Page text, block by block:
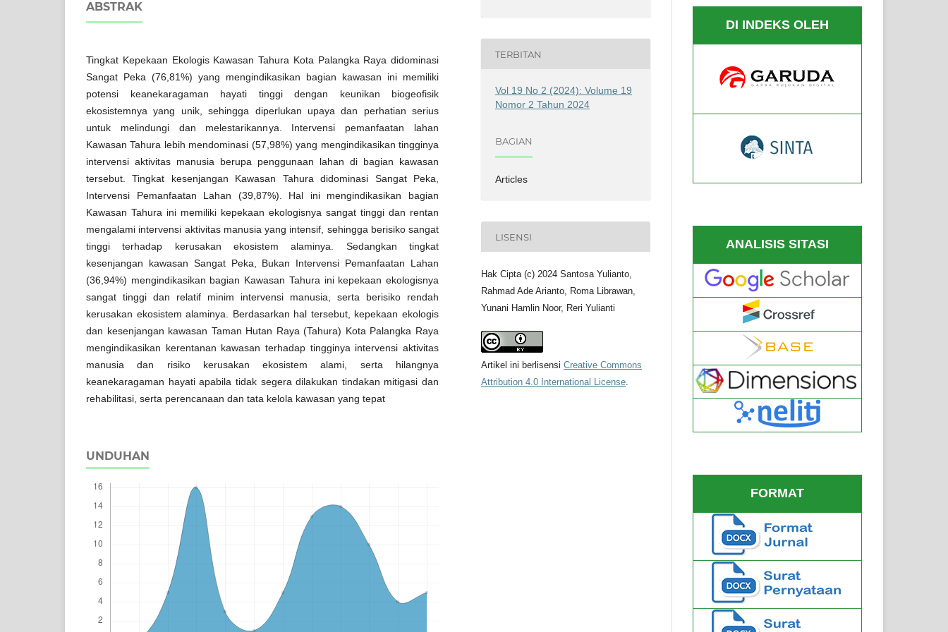
ABSTRAK
Tingkat Kepekaan Ekologis Kawasan Tahura Kota Palangka Raya didominasi
Sangat Peka (76,81%) yang mengindikasikan bagian kawasan ini memiliki
potensi keanekaragaman hayati tinggi dengan keunikan biogeofisik
ekosistemnya yang unik, sehingga diperlukan upaya dan perhatian serius
untuk melindungi dan melestarikannya. Intervensi pemanfaatan lahan
Kawasan Tahura lebih mendominasi (57,98%) yang mengindikasikan tingginya
intervensi aktivitas manusia berupa penggunaan lahan di bagian kawasan
tersebut. Tingkat kesenjangan Kawasan Tahura didominasi Sangat Peka,
Intervensi Pemanfaatan Lahan (39,87%). Hal ini mengindikasikan bagian
Kawasan Tahura ini memiliki kepekaan ekologisnya sangat tinggi dan rentan
mengalami intervensi aktivitas manusia yang intensif, sehingga berisiko sangat
tinggi terhadap kerusakan ekosistem alaminya. Sedangkan tingkat
kesenjangan kawasan Sangat Peka, Bukan Intervensi Pemanfaatan Lahan
(36,94%) mengindikasikan bagian Kawasan Tahura ini kepekaan ekologisnya
sangat tinggi dan relatif minim intervensi manusia, serta berisiko rendah
kerusakan ekosistem alaminya. Berdasarkan hal tersebut, kepekaan ekologis
dan kesenjangan kawasan Taman Hutan Raya (Tahura) Kota Palangka Raya
mengindikasikan kerentanan kawasan terhadap tingginya intervensi aktivitas
manusia dan risiko kerusakan ekosistem alami, serta hilangnya
keanekaragaman hayati apabila tidak segera dilakukan tindakan mitigasi dan
rehabilitasi, serta perencanaan dan tata kelola kawasan yang tepat
UNDUHAN
TERBITAN
Vol 19 No 2 (2024): Volume 19
Nomor 2 Tahun 2024
BAGIAN
Articles
LISENSI
Hak Cipta (c) 2024 Santosa Yulianto,
Rahmad Ade Arianto, Roma Librawan,
Yunani Hamlin Noor, Reri Yulianti
Artikel ini berlisensi Creative Commons
Attribution 4.0 International License.
DI INDEKS OLEH
ANALISIS SITASI
FORMAT